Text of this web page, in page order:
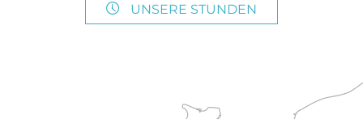
UNSERE STUNDEN